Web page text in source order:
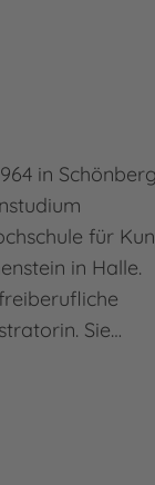
in Schönberg
für
in Halle.
Sie…